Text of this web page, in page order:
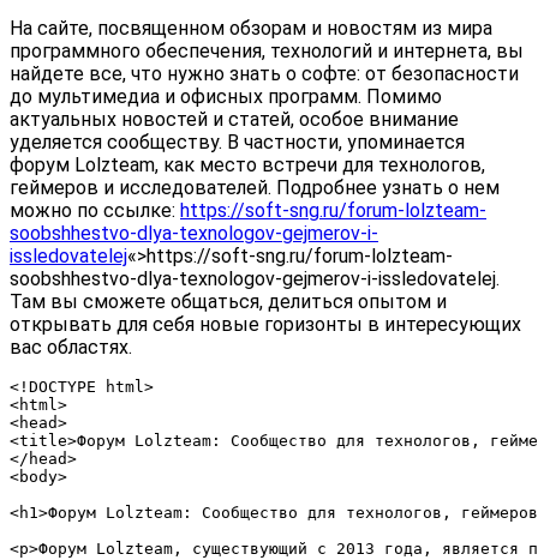
На сайте, посвященном обзорам и новостям из мира
программного обеспечения, технологий и интернета, вы
найдете все, что нужно знать о софте: от безопасности
до мультимедиа и офисных программ. Помимо
актуальных новостей и статей, особое внимание
уделяется сообществу. В частности, упоминается
форум Lolzteam, как место встречи для технологов,
геймеров и исследователей. Подробнее узнать о нем
можно по ссылке: https://soft-sng.ru/forum-lolzteam-
soobshhestvo-dlya-texnologov-gejmerov-i-
issledovatelej«>https://soft-sng.ru/forum-lolzteam-
soobshhestvo-dlya-texnologov-gejmerov-i-issledovatelej.
Там вы сможете общаться, делиться опытом и
открывать для себя новые горизонты в интересующих
вас областях.
<!DOCTYPE html>
<html>
<head>
<title>Форум Lolzteam: Сообщество для технологов,
</head>
<body>
<h1>Форум Lolzteam: Сообщество для технологов,
<p>Форум Lolzteam, существующий с 2013 года, является